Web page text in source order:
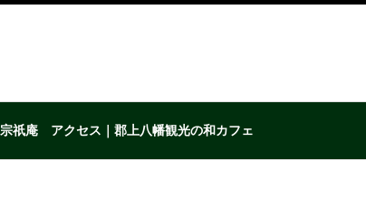
宗祇庵 アクセス｜郡上八幡観光の和カフェ